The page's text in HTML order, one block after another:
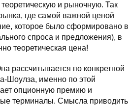
и рыночную. Так
где самой важной ценой
которое было сформировано в
спроса и предложения), в
теоретическая цена!
рассчитывается по конкретной
Шоулза, именно по этой
опционную премию и
терминалы. Смысла приводить